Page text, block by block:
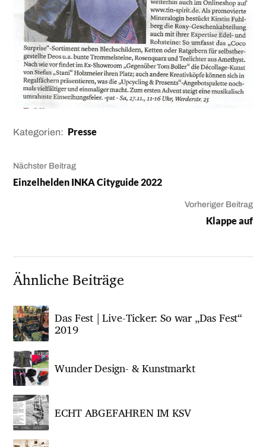
Kategorien: Presse
Nächster Beitrag
Einzelhelden INKA Cityguide 2022
Vorheriger Beitrag
Klappe auf
Ähnliche Beiträge
Das Fest | Live-Ticker: So war „Das Fest“
2019
Wunder Design- & Kunstmarkt
ECHT ABGEFAHREN IM KSV